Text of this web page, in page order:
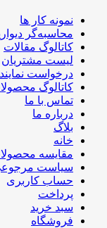
نمونه کار ها
محاسبه‌گر
کاتالوگ مقالات
لیست مشتریان
درخواست
کاتالوگ
تماس با ما
درباره ما
بلاگ
خانه
مقایسه
سیاست
حساب کاربری
پرداخت
سبد خرید
فروشگاه